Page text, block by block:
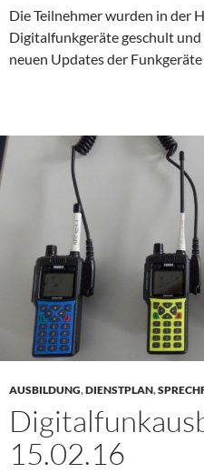
Die Teilnehmer wurden in der
Digitalfunkgeräte geschult
neuen Updates der
AUSBILDUNG,DIENSTPLAN,
15.02.16